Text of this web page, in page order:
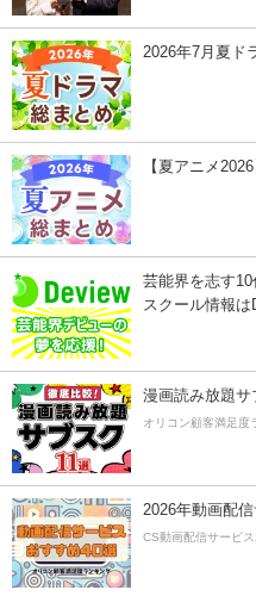
2026年7月夏ド
【夏アニメ
芸能界を志す10
スクール情報は
漫画読み放題サ
オリコン顧客満足度
2026年動画配
CS動画配信サービ